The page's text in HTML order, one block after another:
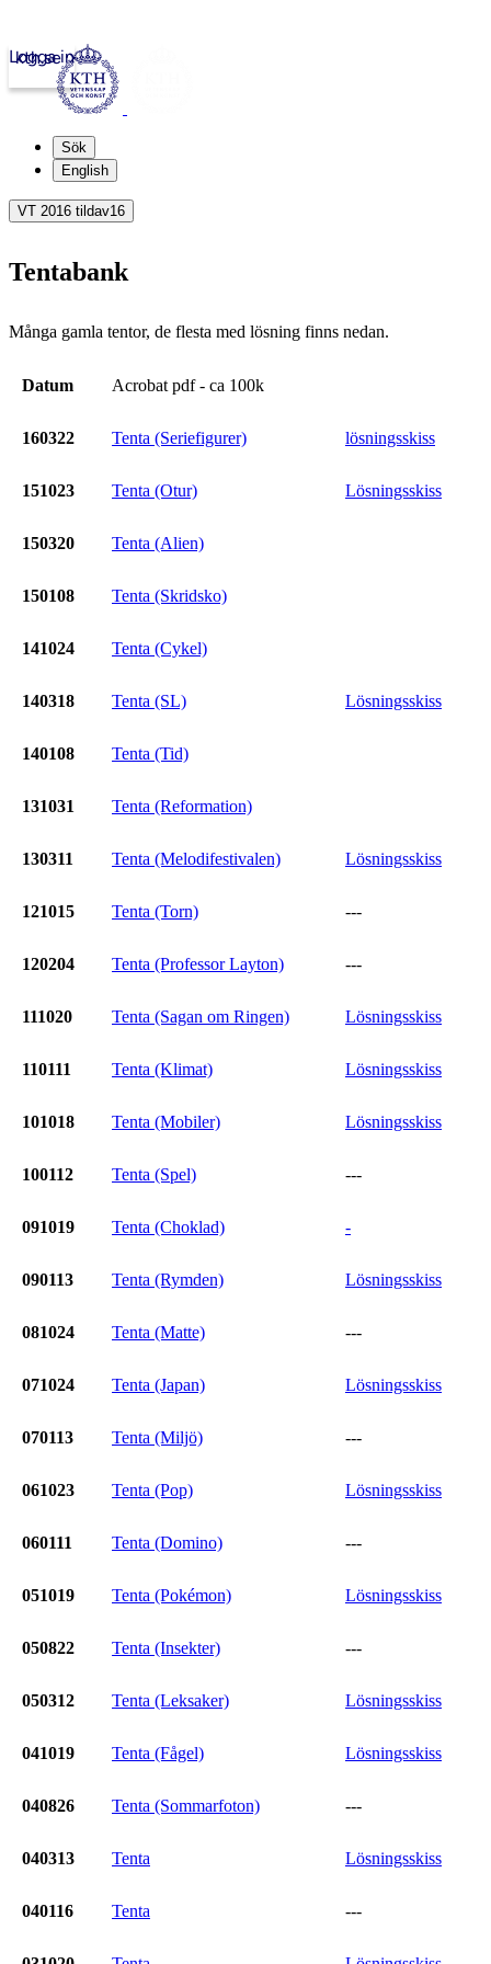
kth.se
Logga in
Sök
English
VT 2016 tildav16
Tentabank
Många gamla tentor, de flesta med lösning finns nedan.
Datum Acrobat pdf - ca 100k
160322 Tenta (Seriefigurer) lösningsskiss
151023 Tenta (Otur) Lösningsskiss
150320 Tenta (Alien)
150108 Tenta (Skridsko)
141024 Tenta (Cykel)
140318 Tenta (SL) Lösningsskiss
140108 Tenta (Tid)
131031 Tenta (Reformation)
130311 Tenta (Melodifestivalen) Lösningsskiss
121015 Tenta (Torn) ---
120204 Tenta (Professor Layton) ---
111020 Tenta (Sagan om Ringen) Lösningsskiss
110111 Tenta (Klimat) Lösningsskiss
101018 Tenta (Mobiler) Lösningsskiss
100112 Tenta (Spel) ---
091019 Tenta (Choklad) -
090113 Tenta (Rymden) Lösningsskiss
081024 Tenta (Matte) ---
071024 Tenta (Japan) Lösningsskiss
070113 Tenta (Miljö) ---
061023 Tenta (Pop) Lösningsskiss
060111 Tenta (Domino) ---
051019 Tenta (Pokémon) Lösningsskiss
050822 Tenta (Insekter) ---
050312 Tenta (Leksaker) Lösningsskiss
041019 Tenta (Fågel) Lösningsskiss
040826 Tenta (Sommarfoton) ---
040313 Tenta Lösningsskiss
040116 Tenta ---